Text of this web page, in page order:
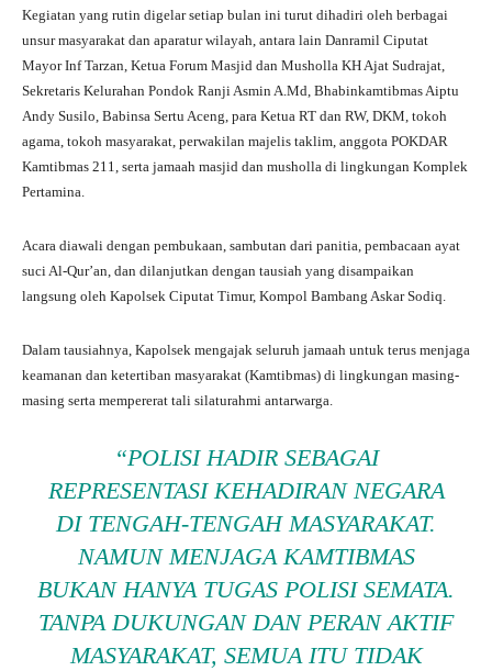
Kegiatan yang rutin digelar setiap bulan ini turut dihadiri oleh berbagai
unsur masyarakat dan aparatur wilayah, antara lain Danramil Ciputat
Mayor Inf Tarzan, Ketua Forum Masjid dan Musholla KH Ajat Sudrajat,
Sekretaris Kelurahan Pondok Ranji Asmin A.Md, Bhabinkamtibmas Aiptu
Andy Susilo, Babinsa Sertu Aceng, para Ketua RT dan RW, DKM, tokoh
agama, tokoh masyarakat, perwakilan majelis taklim, anggota POKDAR
Kamtibmas 211, serta jamaah masjid dan musholla di lingkungan Komplek
Pertamina.
Acara diawali dengan pembukaan, sambutan dari panitia, pembacaan ayat
suci Al-Qur’an, dan dilanjutkan dengan tausiah yang disampaikan
langsung oleh Kapolsek Ciputat Timur, Kompol Bambang Askar Sodiq.
Dalam tausiahnya, Kapolsek mengajak seluruh jamaah untuk terus menjaga
keamanan dan ketertiban masyarakat (Kamtibmas) di lingkungan masing-
masing serta mempererat tali silaturahmi antarwarga.
“POLISI HADIR SEBAGAI
REPRESENTASI KEHADIRAN NEGARA
DI TENGAH-TENGAH MASYARAKAT.
NAMUN MENJAGA KAMTIBMAS
BUKAN HANYA TUGAS POLISI SEMATA.
TANPA DUKUNGAN DAN PERAN AKTIF
MASYARAKAT, SEMUA ITU TIDAK